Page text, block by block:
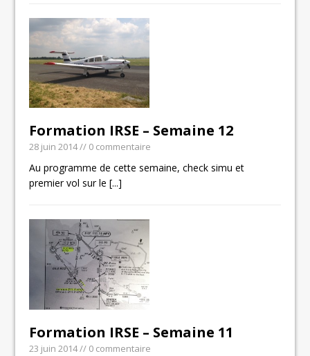
Formation IRSE – Semaine 12
28 juin 2014// 0 commentaire
Au programme de cette semaine, check simu et
premier vol sur le[...]
Formation IRSE – Semaine 11
23 juin 2014// 0 commentaire